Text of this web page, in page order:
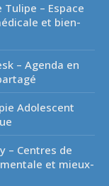
Tulipe – Espace
et bien-
– Agenda en
Adolescent
– Centres de
et mieux-